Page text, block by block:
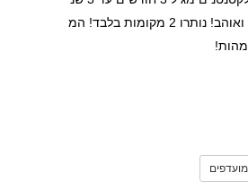
ם, יחס אישי, חם ואוהב! נותרו 2 מקומות בלבד! המ
מועדפים